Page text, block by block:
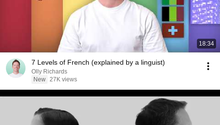
18:34
7 Levels of French (explained by a linguist)
Olly Richards
New 27K views